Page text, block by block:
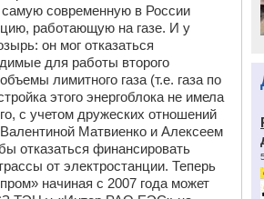
самую современную в России
работающую на газе. И у
он мог отказаться
для работы второго
лимитного газа (т.е. газа по
этого энергоблока не имела
с учетом дружеских отношений
Матвиенко и Алексеем
отказаться финансировать
от электростанции. Теперь
начиная с 2007 года может